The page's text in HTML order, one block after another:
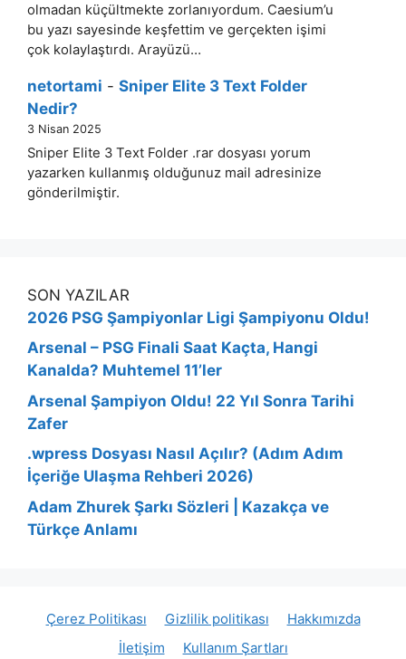
olmadan küçültmekte zorlanıyordum. Caesium’u
bu yazı sayesinde keşfettim ve gerçekten işimi
çok kolaylaştırdı. Arayüzü…
netortami - Sniper Elite 3 Text Folder
Nedir?
3 Nisan 2025
Sniper Elite 3 Text Folder .rar dosyası yorum
yazarken kullanmış olduğunuz mail adresinize
gönderilmiştir.
SON YAZILAR
2026 PSG Şampiyonlar Ligi Şampiyonu Oldu!
Arsenal – PSG Finali Saat Kaçta, Hangi
Kanalda? Muhtemel 11’ler
Arsenal Şampiyon Oldu! 22 Yıl Sonra Tarihi
Zafer
.wpress Dosyası Nasıl Açılır? (Adım Adım
İçeriğe Ulaşma Rehberi 2026)
Adam Zhurek Şarkı Sözleri | Kazakça ve
Türkçe Anlamı
Çerez Politikası Gizlilik politikası
Hakkımızda
İletişim
Kullanım Şartları